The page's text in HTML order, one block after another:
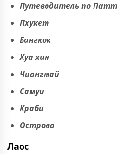
Путеводитель по
Пхукет
Бангкок
Хуа хин
Чиангмай
Самуи
Краби
Острова
Лаос